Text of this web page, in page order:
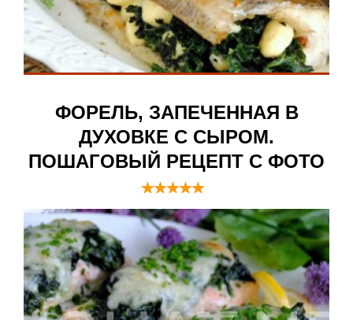
ФОРЕЛЬ, ЗАПЕЧЕННАЯ В
ДУХОВКЕ С СЫРОМ.
ПОШАГОВЫЙ РЕЦЕПТ С ФОТО